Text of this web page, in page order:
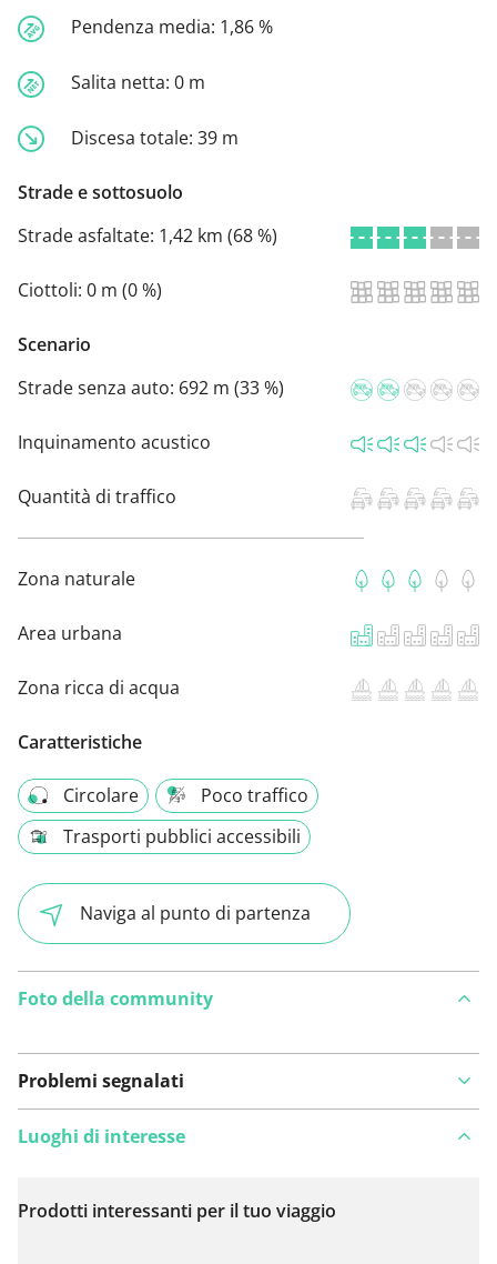
Pendenza media: 1,86 %
Salita netta: 0 m
Discesa totale: 39 m
Strade e sottosuolo
Strade asfaltate: 1,42 km (68 %)
Ciottoli: 0 m (0 %)
Scenario
Strade senza auto: 692 m (33 %)
Inquinamento acustico
Quantità di traffico
Zona naturale
Area urbana
Zona ricca di acqua
Caratteristiche
Circolare
Poco traffico
Trasporti pubblici accessibili
Naviga al punto di partenza
Foto della community
Problemi segnalati
Visualizza sulla mappa
Luoghi di interesse
Prodotti interessanti per il tuo viaggio